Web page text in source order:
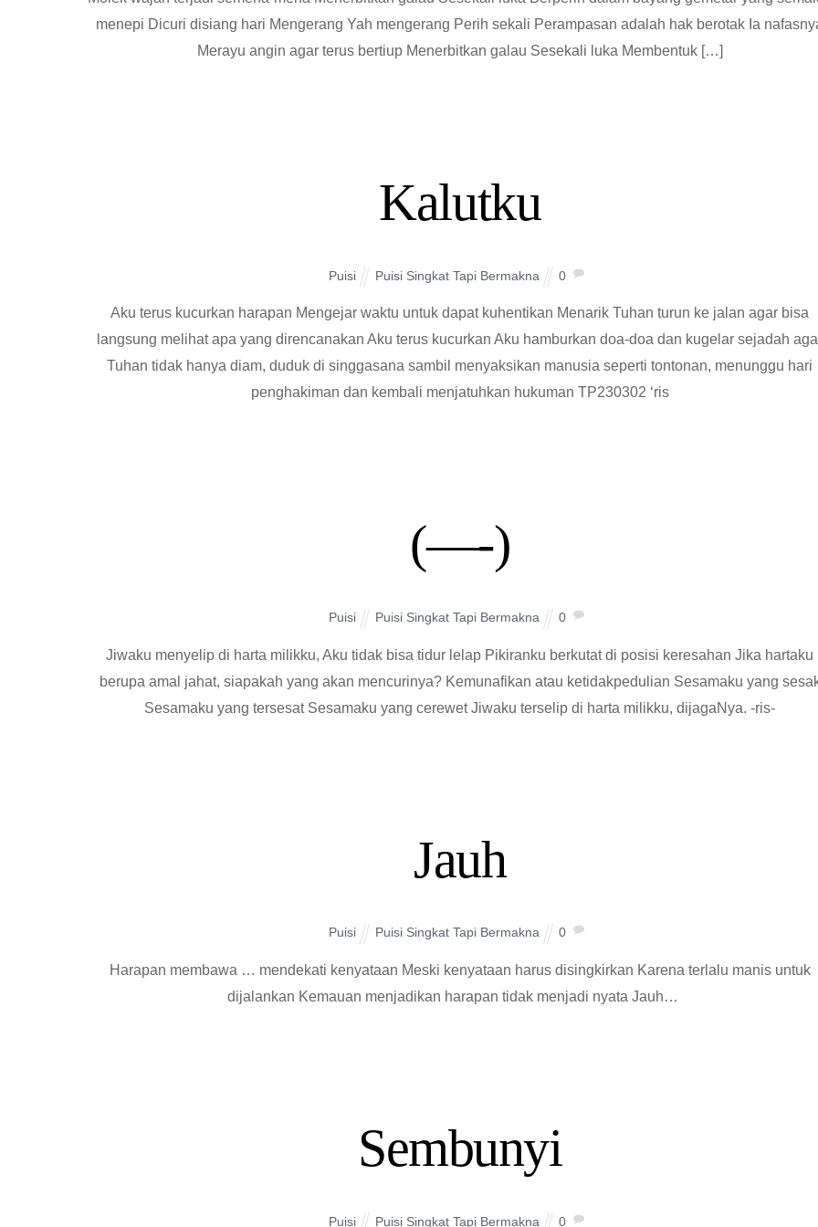
menepi Dicuri disiang hari Mengerang Yah mengerang Perih sekali Perampasan adalah hak berotak Ia
Merayu angin agar terus bertiup Menerbitkan galau Sesekali luka Membentuk […]
Kalutku
Puisi Puisi Singkat Tapi Bermakna 0
Aku terus kucurkan harapan Mengejar waktu untuk dapat kuhentikan Menarik Tuhan turun ke jalan agar bisa
langsung melihat apa yang direncanakan Aku terus kucurkan Aku hamburkan doa-doa dan kugelar sejadah
Tuhan tidak hanya diam, duduk di singgasana sambil menyaksikan manusia seperti tontonan, menunggu hari
penghakiman dan kembali menjatuhkan hukuman TP230302 ‘ris
(—-)
Puisi Puisi Singkat Tapi Bermakna 0
Jiwaku menyelip di harta milikku, Aku tidak bisa tidur lelap Pikiranku berkutat di posisi keresahan Jika hartaku
berupa amal jahat, siapakah yang akan mencurinya? Kemunafikan atau ketidakpedulian Sesamaku yang
Sesamaku yang tersesat Sesamaku yang cerewet Jiwaku terselip di harta milikku, dijagaNya. -ris-
Jauh
Puisi Puisi Singkat Tapi Bermakna 0
Harapan membawa … mendekati kenyataan Meski kenyataan harus disingkirkan Karena terlalu manis untuk
dijalankan Kemauan menjadikan harapan tidak menjadi nyata Jauh…
Sembunyi
Puisi Puisi Singkat Tapi Bermakna 0